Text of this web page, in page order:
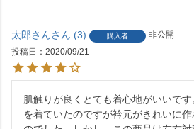
太郎さん 3 購入者
非公開
投稿日
2020/09/21
肌触りが良くとても着心地がいいで
を着ていたのですが衿元がきれいに